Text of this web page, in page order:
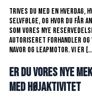
Trives du med en
selvfølge, og hvor du får
som vores nye
autoriseret forhandler og
Navor og Leapmotor. Vi er
Er du vores nye
med højaktivitet